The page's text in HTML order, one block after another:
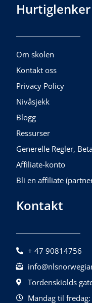
Hurtiglenker
Om skolen
Kontakt oss
Privacy Policy
Nivåsjekk
Blogg
Ressurser
Generelle Regler,
Affiliate-konto
Bli en affiliate
Kontakt
+ 47 90814756
Tordenskiolds
Mandag til